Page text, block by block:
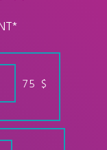
*
75 $